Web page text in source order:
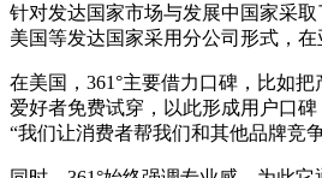
针对发达国家市场与发展中国家采取
美国等发达国家采用分公司形式，在
在美国，361°主要借力口碑，比如
爱好者免费试穿，以此形成用户口碑
“我们让消费者帮我们和其他品牌竞